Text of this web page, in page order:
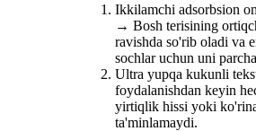
Ikkilamchi adsorbsion
→ Bosh terisining
ravishda so'rib oladi va
sochlar uchun uni
Ultra yupqa kukunli
foydalanishdan keyin
yirtiqlik hissi yoki
ta'minlamaydi.